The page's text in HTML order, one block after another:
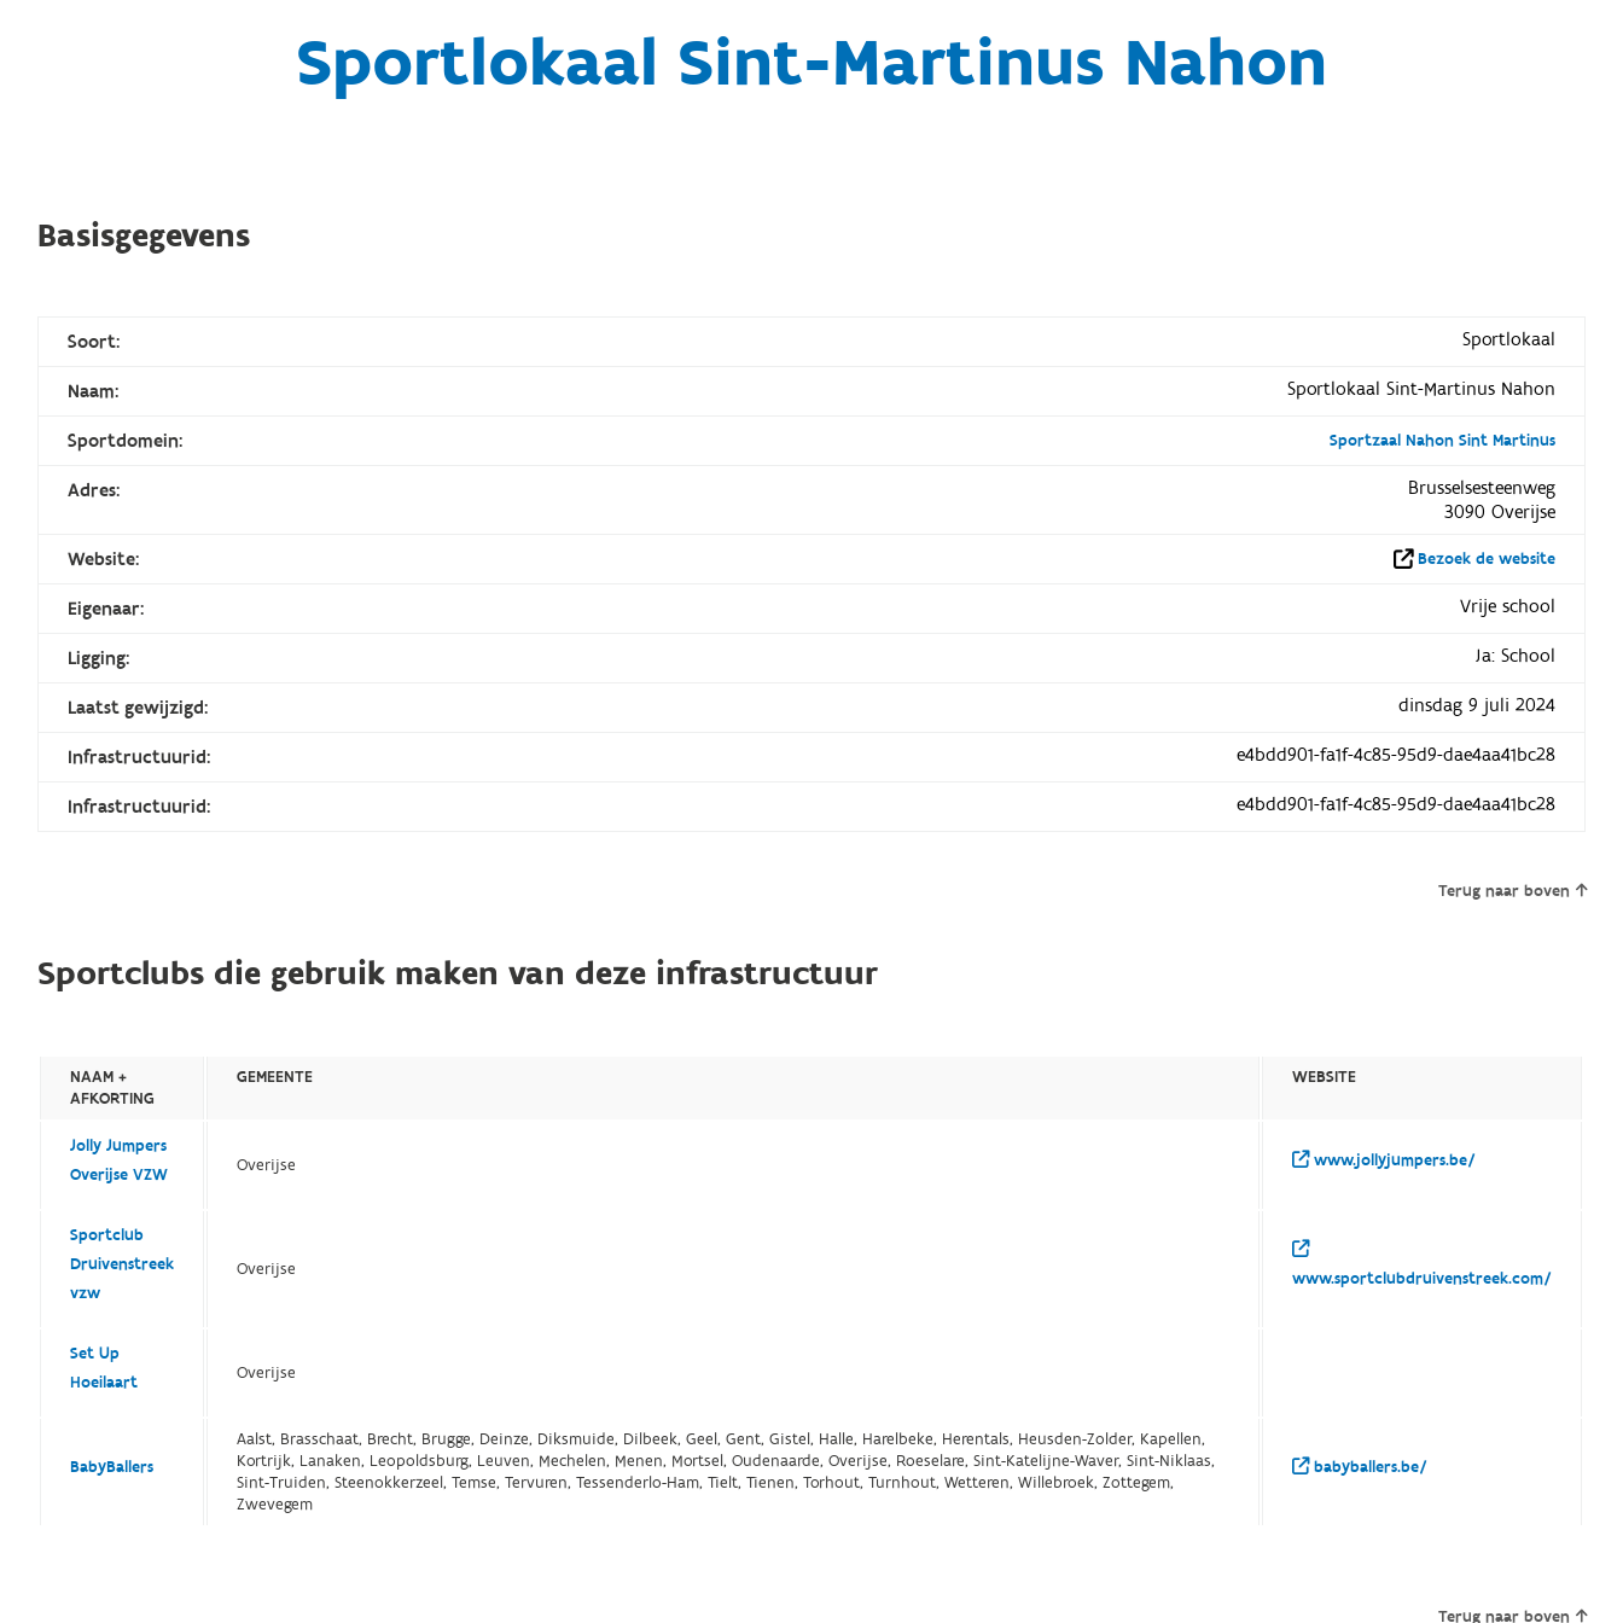
Sportlokaal Sint-Martinus Nahon
Basisgegevens
Soort: Sportlokaal
Naam: Sportlokaal Sint-Martinus Nahon
Sportdomein: Sportzaal Nahon Sint Martinus
Adres:
Brusselsesteenweg
3090 Overijse
Website:
Bezoek de website
Eigenaar: Vrije school
Ligging: Ja: School
Laatst gewijzigd: dinsdag 9 juli 2024
Infrastructuurid: e4bdd901-fa1f-4c85-95d9-dae4aa41bc28
Infrastructuurid: e4bdd901-fa1f-4c85-95d9-dae4aa41bc28
Terug naar boven
Sportclubs die gebruik maken van deze infrastructuur
NAAM +
AFKORTING
GEMEENTE WEBSITE
Jolly Jumpers
Overijse VZW
Overijse www.jollyjumpers.be/
Sportclub
Druivenstreek
vzw
Overijse www.sportclubdruivenstreek.com/
Set Up
Hoeilaart
Overijse
BabyBallers
Aalst, Brasschaat, Brecht, Brugge, Deinze, Diksmuide, Dilbeek, Geel, Gent, Gistel, Halle, Harelbeke, Herentals, Heusden-Zolder, Kapellen,
Kortrijk, Lanaken, Leopoldsburg, Leuven, Mechelen, Menen, Mortsel, Oudenaarde, Overijse, Roeselare, Sint-Katelijne-Waver, Sint-Niklaas,
Sint-Truiden, Steenokkerzeel, Temse, Tervuren, Tessenderlo-Ham, Tielt, Tienen, Torhout, Turnhout, Wetteren, Willebroek, Zottegem,
Zwevegem
babyballers.be/
Terug naar boven